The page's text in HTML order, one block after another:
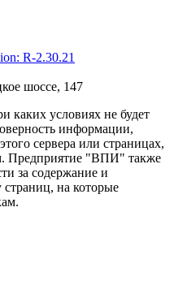
R-2.30.21
шоссе, 147
условиях не будет
информации,
сервера или страницах,
Предприятие "ВПИ" также
за содержание и
страниц, на которые